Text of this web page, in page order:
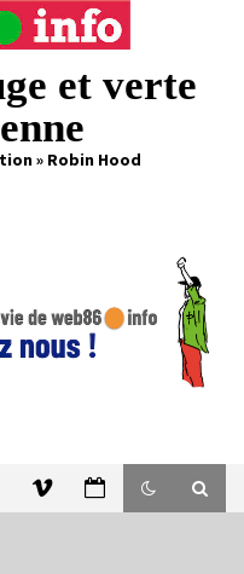
et verte
» Robin Hood